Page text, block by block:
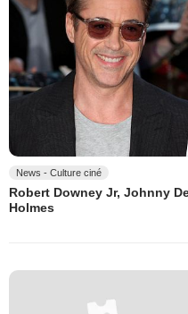
News - Culture ciné
Robert Downey Jr, Johnny
Holmes